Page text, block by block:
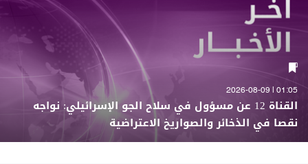
01:05 | 2026-08-09
القناة 12 عن مسؤول في سلاح الجو الإسرائيلي: نواجه
نقصا في الذخائر والصواريخ الاعتراضية